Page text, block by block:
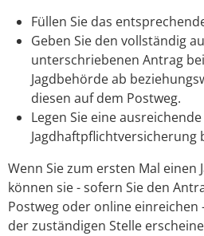
Füllen Sie das
Geben Sie den vollständig
unterschriebenen Antrag
Jagdbehörde ab
diesen auf dem Postweg.
Legen Sie eine ausreichende
Jagdhaftpflichtversicherung
Wenn Sie zum ersten Mal einen
können sie - sofern Sie den
Postweg oder online einreichen
der zuständigen Stelle